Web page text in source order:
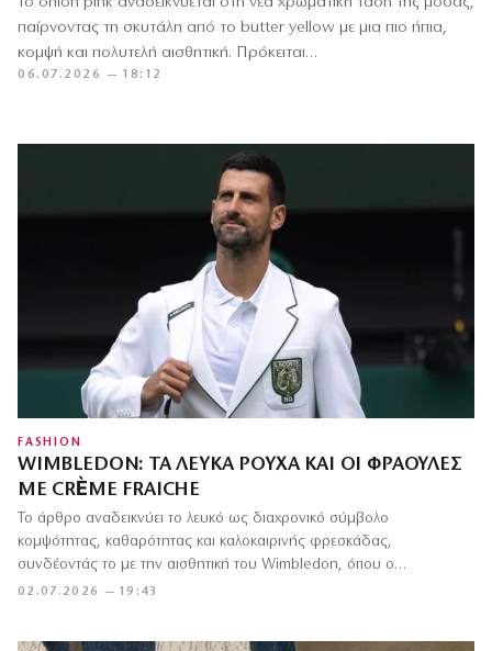
παίρνοντας τη σκυτάλη από το butter yellow με μια πιο ήπια,
κομψή και πολυτελή αισθητική. Πρόκειται…
06.07.2026 — 18:12
FASHION
WIMBLEDON: ΤΑ ΛΕΥΚΆ ΡΟΎΧΑ ΚΑΙ ΟΙ ΦΡΆΟΥΛΕΣ
ΜΕ CRÈME FRAICHE
02.07.2026 — 19:43
Το άρθρο αναδεικνύει το λευκό ως διαχρονικό σύμβολο
κομψότητας, καθαρότητας και καλοκαιρινής φρεσκάδας,
συνδέοντάς το με την αισθητική του Wimbledon, όπου ο…